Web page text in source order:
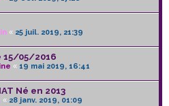
« 25 juil. 2019, 21:39
15/05/2016
« 19 mai 2019, 16:41
Né en 2013
« 28 janv. 2019, 01:09